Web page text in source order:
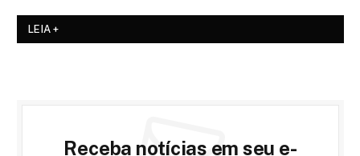
LEIA +
Receba notícias em seu e-